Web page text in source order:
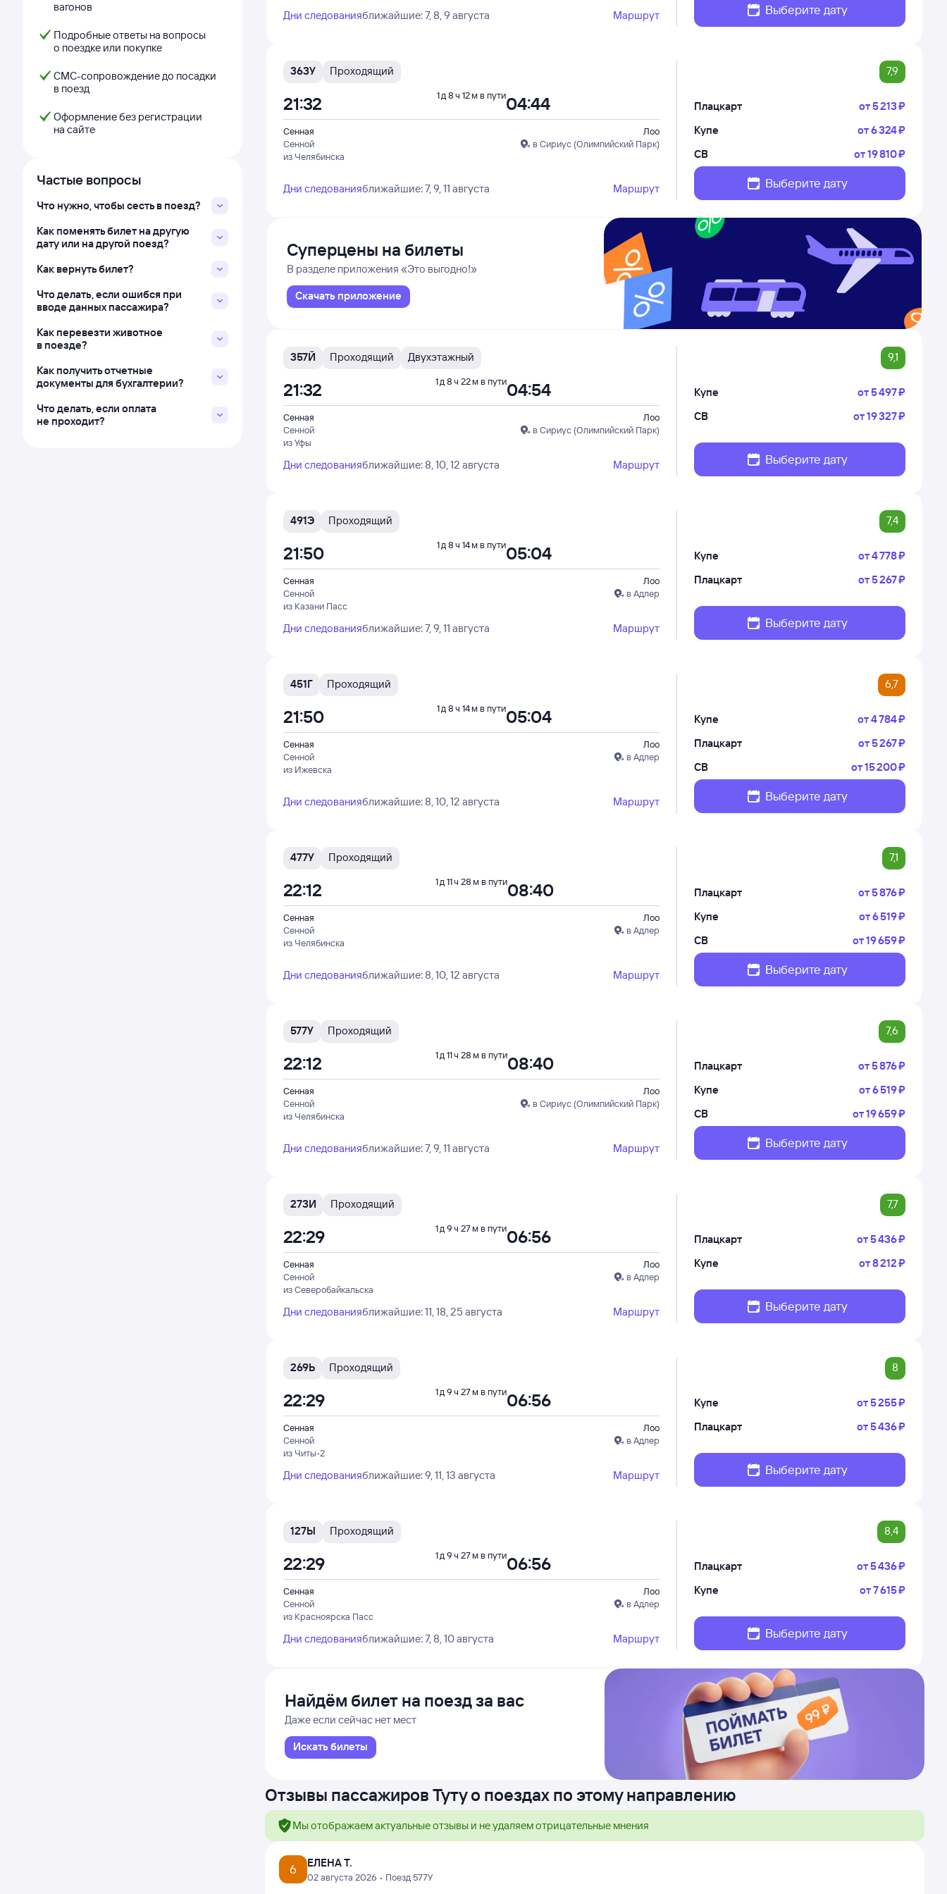
вагонов
Подробные ответы на вопросы
о поездке или покупке
СМС-сопровождение до посадки
в поезд
Оформление без регистрации
на сайте
Частые вопросы
Что нужно, чтобы сесть в поезд?
Как поменять билет на другую
дату или на другой поезд?
Как вернуть билет?
Что делать, если ошибся при
вводе данных пассажира?
Как перевезти животное
в поезде?
Как получить отчетные
документы для бухгалтерии?
Что делать, если оплата
не проходит?
Дни следованияближайшие: 7, 8, 9 августа Маршрут Выберите дату
363У Проходящий 7,9
Сенная
Сенной
из Челябинска
Лоо
в Сириус (Олимпийский Парк)
21:32 04:44
1 д 8 ч 12 м в пути
Дни следованияближайшие: 7, 9, 11 августа Маршрут
Плацкарт от5 ⁠213 ⁠₽
Купе
от6 ⁠324 ⁠₽
СВ
от19 ⁠810 ⁠₽
Выберите дату
Суперцены на билеты
В разделе приложения «Это выгодно!»
Скачать приложение
357Й Проходящий Двухэтажный 9,1
Сенная
Сенной
из Уфы
Лоо
в Сириус (Олимпийский Парк)
21:32 04:54
1 д 8 ч 22 м в пути
Дни следованияближайшие: 8, 10, 12 августа Маршрут
Купе от5 ⁠497 ⁠₽
СВ
от19 ⁠327 ⁠₽
Выберите дату
491Э Проходящий 7,4
Сенная
Сенной
из Казани Пасс
Лоо
в Адлер
21:50 05:04
1 д 8 ч 14 м в пути
Дни следованияближайшие: 7, 9, 11 августа Маршрут
Купе от4 ⁠778 ⁠₽
Плацкарт
от5 ⁠267 ⁠₽
Выберите дату
451Г Проходящий 6,7
Сенная
Сенной
из Ижевска
Лоо
в Адлер
21:50 05:04
1 д 8 ч 14 м в пути
Дни следованияближайшие: 8, 10, 12 августа Маршрут
Купе от4 ⁠784 ⁠₽
Плацкарт
от5 ⁠267 ⁠₽
СВ
от15 ⁠200 ⁠₽
Выберите дату
477У Проходящий 7,1
Сенная
Сенной
из Челябинска
Лоо
в Адлер
22:12 08:40
1 д 11 ч 28 м в пути
Дни следованияближайшие: 8, 10, 12 августа Маршрут
Плацкарт от5 ⁠876 ⁠₽
Купе
от6 ⁠519 ⁠₽
СВ
от19 ⁠659 ⁠₽
Выберите дату
577У Проходящий 7,6
Сенная
Сенной
из Челябинска
Лоо
в Сириус (Олимпийский Парк)
22:12 08:40
1 д 11 ч 28 м в пути
Дни следованияближайшие: 7, 9, 11 августа Маршрут
Плацкарт от5 ⁠876 ⁠₽
Купе
от6 ⁠519 ⁠₽
СВ
от19 ⁠659 ⁠₽
Выберите дату
273И Проходящий 7,7
Сенная
Сенной
из Северобайкальска
Лоо
в Адлер
22:29 06:56
1 д 9 ч 27 м в пути
Дни следованияближайшие: 11, 18, 25 августа Маршрут
Плацкарт от5 ⁠436 ⁠₽
Купе
от8 ⁠212 ⁠₽
Выберите дату
269Ь Проходящий 8
Сенная
Сенной
из Читы-2
Лоо
в Адлер
22:29 06:56
1 д 9 ч 27 м в пути
Дни следованияближайшие: 9, 11, 13 августа Маршрут
Купе от5 ⁠255 ⁠₽
Плацкарт
от5 ⁠436 ⁠₽
Выберите дату
127Ы Проходящий 8,4
Сенная
Сенной
из Красноярска Пасс
Лоо
в Адлер
22:29 06:56
1 д 9 ч 27 м в пути
Дни следованияближайшие: 7, 8, 10 августа Маршрут
Плацкарт от5 ⁠436 ⁠₽
Купе
от7 ⁠615 ⁠₽
Выберите дату
Найдём билет на поезд за вас
Даже если сейчас нет мест
Искать билеты
Отзывы пассажиров Туту о поездах по этому направлению
Мы отображаем актуальные отзывы и не удаляем отрицательные мнения
6 ЕЛЕНА Т.
02 августа 2026 • Поезд 577У